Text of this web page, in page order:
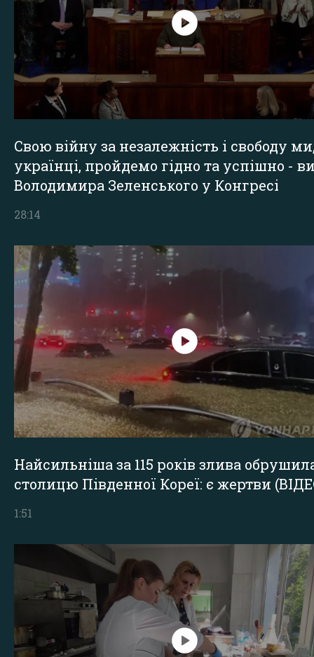
Свою війну за незалежність і свободу
українці, пройдемо гідно та успішно -
Володимира Зеленського у Конгресі
28:14
Найсильніша за 115 років злива
столицю Південної Кореї: є жертви
1:51